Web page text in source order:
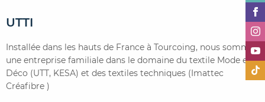
À propos de French TEX
UTTI
Installée dans les hauts de France à Tourcoing, nous sommes
une entreprise familiale dans le domaine du textile Mode et
Déco (UTT, KESA) et des textiles techniques (Imattec
Créafibre )